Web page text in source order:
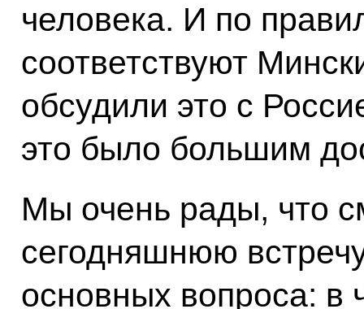
человека. И по
соответствуют
обсудили это с
это было большим
Мы очень рады, что
сегодняшнюю
основных вопроса: в